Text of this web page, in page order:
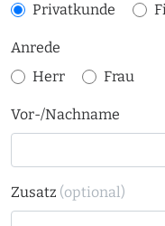
Privatkunde
Anrede
Herr
Frau
Vor-/Nachname
Zusatz (optional)